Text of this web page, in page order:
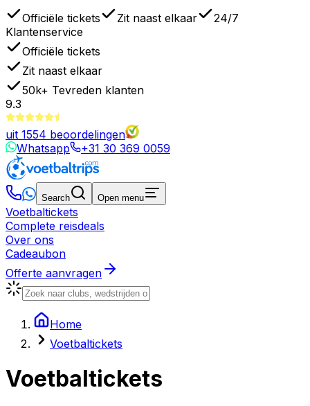
Officiële tickets Zit naast elkaar
24/7
Klantenservice
Officiële tickets
Zit naast elkaar
50k+ Tevreden klanten
9.3
uit 1554 beoordelingen
Whatsapp
+31 30 369 0059
Search Open menu
Voetbaltickets
Complete reisdeals
Over ons
Cadeaubon
Offerte aanvragen
Home
Voetbaltickets
Voetbaltickets